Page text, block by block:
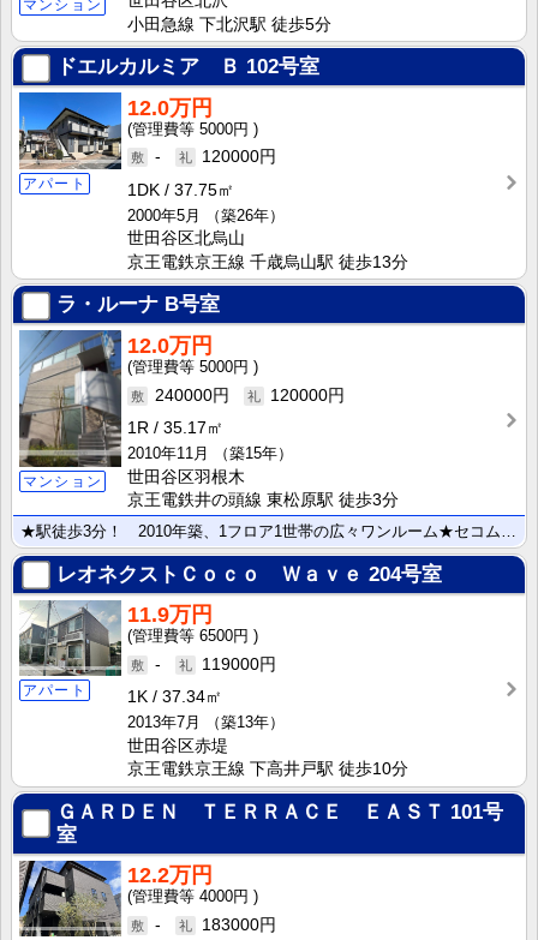
マンション
小田急線 下北沢駅 徒歩5分
ドエルカルミア Ｂ 102号室
アパート
12.0万円
5000円
-
120000円
1DK
37.75㎡
2000年5月
（築26年）
世田谷区北烏山
京王電鉄京王線 千歳烏山駅 徒歩13分
ラ・ルーナ B号室
マンション
12.0万円
5000円
240000円
120000円
1R
35.17㎡
2010年11月
（築15年）
世田谷区羽根木
京王電鉄井の頭線 東松原駅 徒歩3分
レオネクストＣｏｃｏ Ｗａｖｅ 204号室
アパート
11.9万円
6500円
-
119000円
1K
37.34㎡
2013年7月
（築13年）
世田谷区赤堤
京王電鉄京王線 下高井戸駅 徒歩10分
ＧＡＲＤＥＮ ＴＥＲＲＡＣＥ ＥＡＳＴ 101号
室
12.2万円
4000円
-
183000円